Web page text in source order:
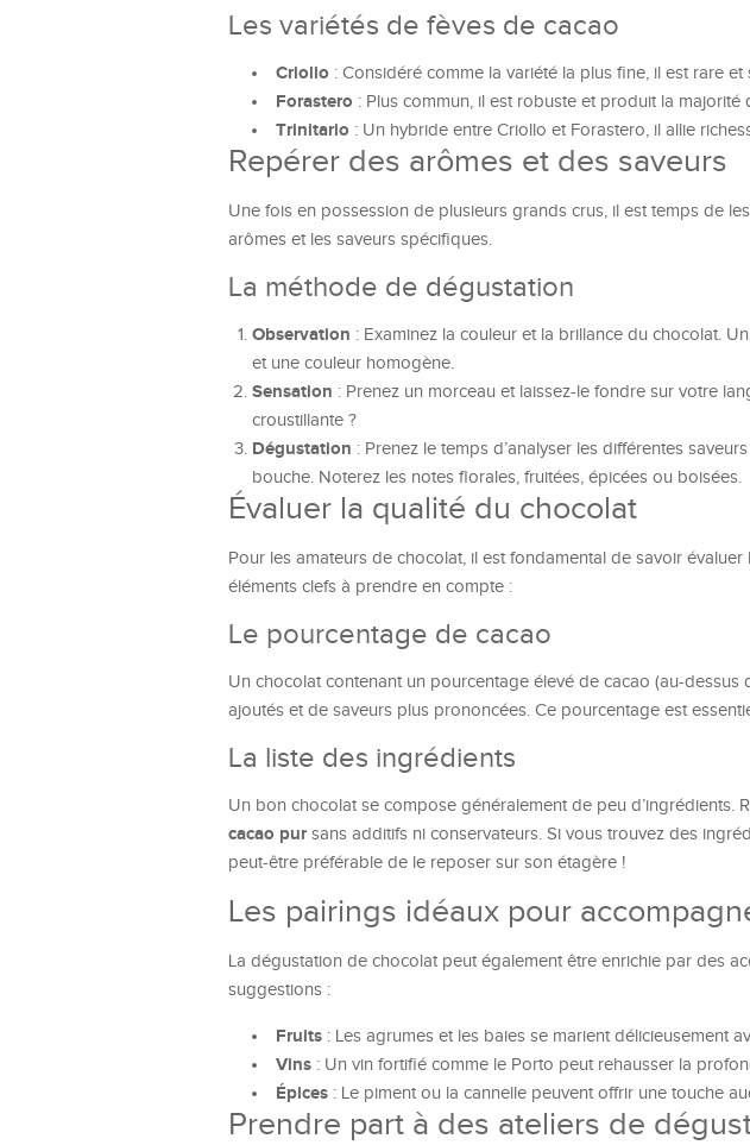
Les variétés de fèves de cacao
Criollo : Considéré comme la variété la plus fine, il est rare et
Forastero : Plus commun, il est robuste et produit la majorité
Trinitario : Un hybride entre Criollo et Forastero, il allie
Repérer des arômes et des saveurs
Une fois en possession de plusieurs grands crus, il est temps de
arômes et les saveurs spécifiques.
La méthode de dégustation
Observation : Examinez la couleur et la brillance du chocolat.
et une couleur homogène.
Sensation : Prenez un morceau et laissez-le fondre sur votre
croustillante ?
Dégustation : Prenez le temps d’analyser les différentes
bouche. Noterez les notes florales, fruitées, épicées ou boisées.
Évaluer la qualité du chocolat
Pour les amateurs de chocolat, il est fondamental de savoir
éléments clefs à prendre en compte :
Le pourcentage de cacao
Un chocolat contenant un pourcentage élevé de cacao (au-
ajoutés et de saveurs plus prononcées. Ce pourcentage est
La liste des ingrédients
Un bon chocolat se compose généralement de peu d’ingrédients.
cacao pursans additifs ni conservateurs. Si vous trouvez des
peut-être préférable de le reposer sur son étagère !
Les pairings idéaux pour
La dégustation de chocolat peut également être enrichie par des
suggestions :
Fruits : Les agrumes et les baies se marient délicieusement
Vins : Un vin fortifié comme le Porto peut rehausser la
Épices : Le piment ou la cannelle peuvent offrir une touche
Prendre part à des ateliers de